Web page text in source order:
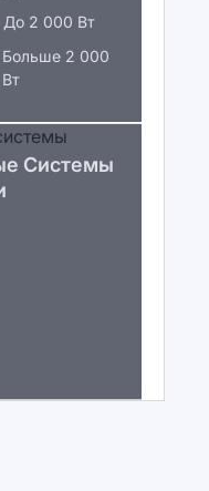
До 2 000 Вт
Больше 2 000
Вт
Системы